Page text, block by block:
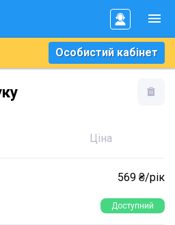
Особистий кабінет
Ціна
569 ₴/рік
Доступний